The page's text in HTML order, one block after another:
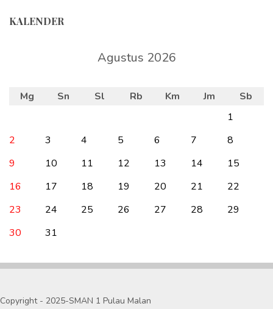
KALENDER
Agustus 2026
Mg Sn Sl Rb Km Jm
Sb
1
2
3 4 5 6 7
8
9
10 11 12 13 14
15
16
17 18 19 20 21
22
23
24 25 26 27 28
29
30
31
Copyright - 2025-SMAN 1 Pulau Malan